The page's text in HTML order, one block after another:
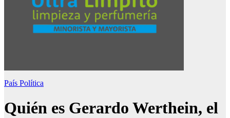
País Política
Quién es Gerardo Werthein, el